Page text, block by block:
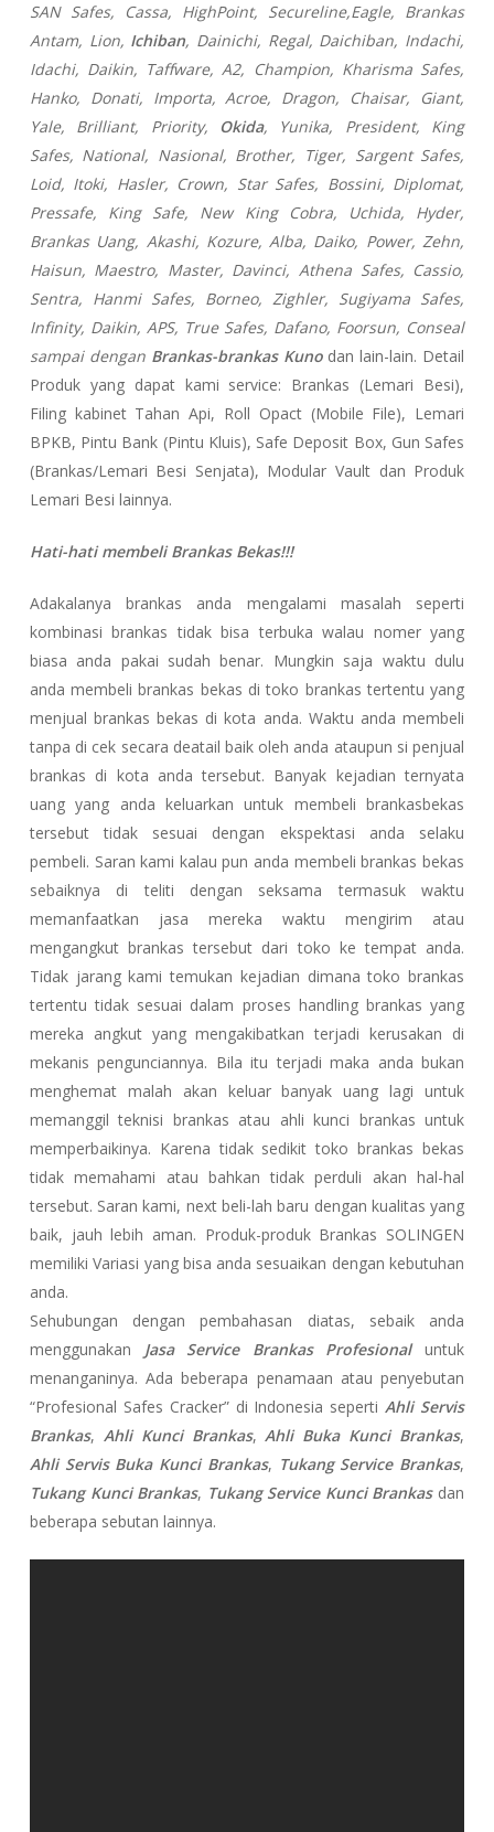
SAN Safes, Cassa, HighPoint, Secureline,Eagle, Brankas
Antam, Lion, Ichiban, Dainichi, Regal, Daichiban, Indachi,
Idachi, Daikin, Taffware, A2, Champion, Kharisma Safes,
Hanko, Donati, Importa, Acroe, Dragon, Chaisar, Giant,
Yale, Brilliant, Priority,
Okida, Yunika, President, King
Safes, National, Nasional, Brother, Tiger, Sargent Safes,
Loid, Itoki, Hasler, Crown, Star Safes, Bossini, Diplomat,
Pressafe, King Safe, New King Cobra, Uchida, Hyder,
Brankas Uang, Akashi, Kozure, Alba, Daiko, Power, Zehn,
Haisun, Maestro, Master, Davinci, Athena Safes, Cassio,
Sentra, Hanmi Safes, Borneo, Zighler, Sugiyama Safes,
Infinity, Daikin, APS, True Safes, Dafano, Foorsun, Conseal
sampai dengan Brankas-brankas Kunodan lain-lain. Detail
Produk yang dapat kami service: Brankas (Lemari Besi),
Filing kabinet Tahan Api, Roll Opact (Mobile File), Lemari
BPKB, Pintu Bank (Pintu Kluis), Safe Deposit Box, Gun Safes
(Brankas/Lemari Besi Senjata), Modular Vault dan Produk
Lemari Besi lainnya.
Hati-hati membeli Brankas Bekas!!!
Adakalanya brankas anda mengalami masalah seperti
kombinasi brankas tidak bisa terbuka walau nomer yang
biasa anda pakai sudah benar. Mungkin saja waktu dulu
anda membeli brankas bekas di toko brankas tertentu yang
menjual brankas bekas di kota anda. Waktu anda membeli
tanpa di cek secara deatail baik oleh anda ataupun si penjual
brankas di kota anda tersebut. Banyak kejadian ternyata
uang yang anda keluarkan untuk membeli brankasbekas
tersebut tidak sesuai dengan ekspektasi anda selaku
pembeli. Saran kami kalau pun anda membeli brankas bekas
sebaiknya di teliti dengan seksama termasuk waktu
memanfaatkan jasa mereka waktu mengirim atau
mengangkut brankas tersebut dari toko ke tempat anda.
Tidak jarang kami temukan kejadian dimana toko brankas
tertentu tidak sesuai dalam proses handling brankas yang
mereka angkut yang mengakibatkan terjadi kerusakan di
mekanis pengunciannya. Bila itu terjadi maka anda bukan
menghemat malah akan keluar banyak uang lagi untuk
memanggil teknisi brankas atau ahli kunci brankas untuk
memperbaikinya. Karena tidak sedikit toko brankas bekas
tidak memahami atau bahkan tidak perduli akan hal-hal
tersebut. Saran kami, next beli-lah baru dengan kualitas yang
baik, jauh lebih aman. Produk-produk Brankas SOLINGEN
memiliki Variasi yang bisa anda sesuaikan dengan kebutuhan
anda.
Sehubungan dengan pembahasan diatas, sebaik anda
menggunakan Jasa Service Brankas Profesionaluntuk
menanganinya. Ada beberapa penamaan atau penyebutan
“Profesional Safes Cracker” di Indonesia sepertiAhli Servis
Brankas, Ahli Kunci Brankas,Ahli Buka Kunci Brankas,
Ahli Servis Buka Kunci Brankas, Tukang Service Brankas,
Tukang Kunci Brankas, Tukang Service Kunci Brankasdan
beberapa sebutan lainnya.